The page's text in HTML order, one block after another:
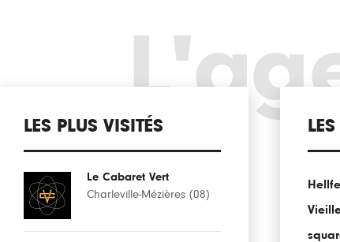
LES PLUS VISITÉS
Le Cabaret Vert
Charleville-Mézières (08)